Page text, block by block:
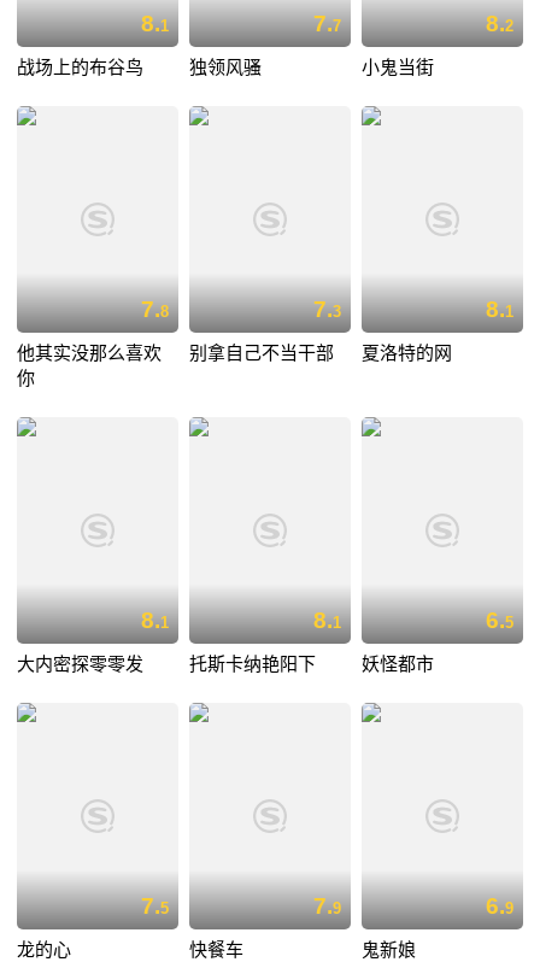
8.1
战场上的布谷鸟
7.7
独领风骚
8.2
小鬼当街
7.8
他其实没那么喜欢
你
7.3
别拿自己不当干部
8.1
夏洛特的网
8.1
大内密探零零发
8.1
托斯卡纳艳阳下
6.5
妖怪都市
7.5
龙的心
7.9
快餐车
6.9
鬼新娘